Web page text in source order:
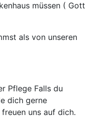
müssen ( Gott
als von unseren
Pflege Falls du
dich gerne
uns auf dich.